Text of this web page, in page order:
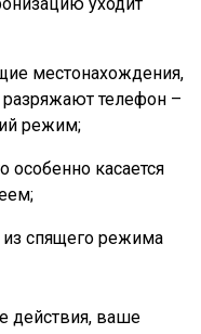
местонахождения,
разряжают телефон –
режим;
особенно касается
спящего режима
действия, ваше